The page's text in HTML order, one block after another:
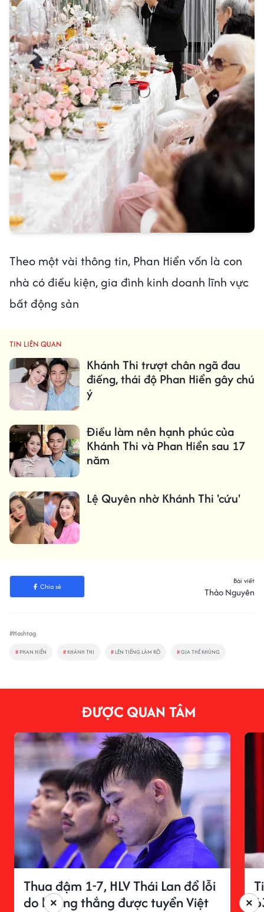
Theo một vài thông tin, Phan Hiển vốn là con
nhà có điều kiện, gia đình kinh doanh lĩnh vực
bất động sản
TIN LIÊN QUAN
Khánh Thi trượt chân ngã đau
điếng, thái độ Phan Hiển gây chú
ý
Điều làm nên hạnh phúc của
Khánh Thi và Phan Hiển sau 17
năm
Lệ Quyên nhờ Khánh Thi 'cứu'
Chia sẻ
Bài viết
Thảo Nguyên
#Hashtag
# PHAN HIỂN # KHÁNH THI # LÊN TIẾNG LÀM RÕ #GIA THẾ KHỦNG
ĐƯỢC QUAN TÂM
Thua đậm 1-7, HLV Thái Lan đổ lỗi
do không thắng được tuyển Việt
×
×